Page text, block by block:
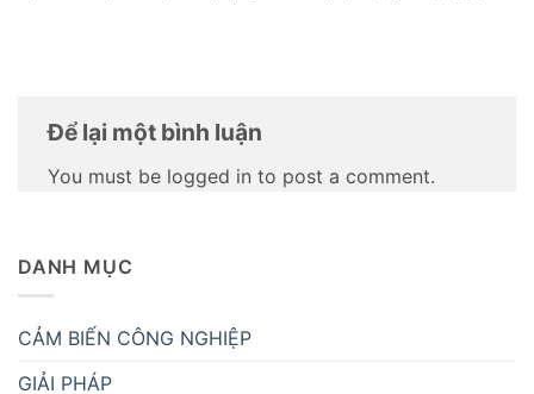
Để lại một bình luận
You must be logged in to post a comment.
DANH MỤC
CẢM BIẾN CÔNG NGHIỆP
GIẢI PHÁP